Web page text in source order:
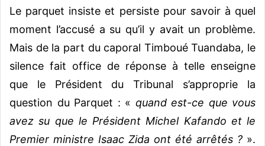
Le parquet insiste et persiste pour savoir à quel
moment l’accusé a su qu’il y avait un problème.
Mais de la part du caporal Timboué Tuandaba, le
silence fait office de réponse à telle enseigne
que le Président du Tribunal s’approprie la
question du Parquet : « quand est-ce que vous
avez su que le Président Michel Kafando et le
Premier ministre Isaac Zida ont été arrêtés ? ».